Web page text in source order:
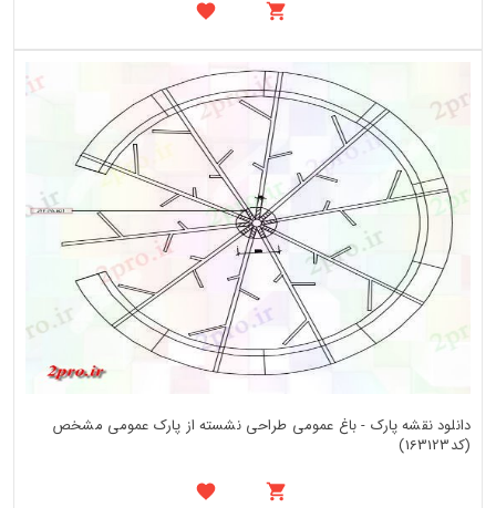
دانلود نقشه پارک - باغ عمومی طراحی نشسته از پارک عمومی مشخص
(کد163123)